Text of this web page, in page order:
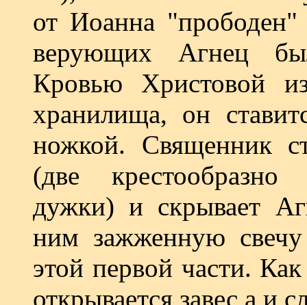
от Иоанна
верующих Агнец
Кровью Христовой
хранилища, он
ножкой. Священник
(две крестообразно
дужки) и скрывает
ним зажженную свечу
этой первой части.
открывается завес а и